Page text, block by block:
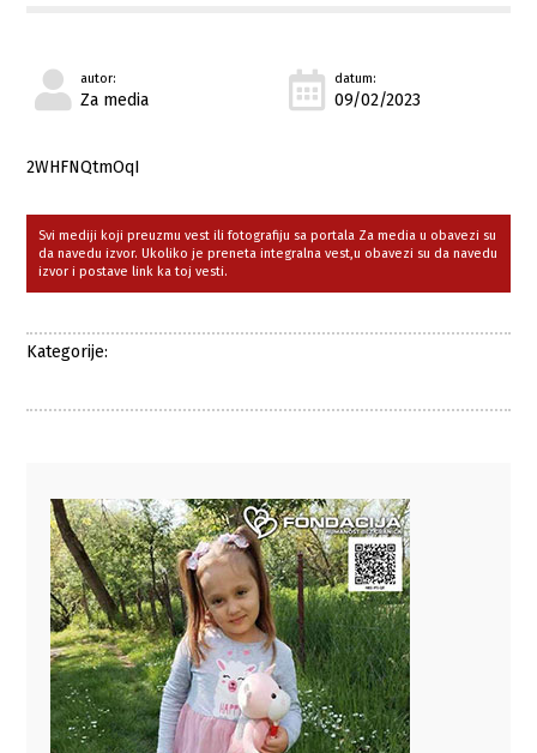
autor:
Za media
datum:
09/02/2023
2WHFNQtmOqI
Svi mediji koji preuzmu vest ili fotografiju sa portala Za media u obavezi su
da navedu izvor. Ukoliko je preneta integralna vest,u obavezi su da navedu
izvor i postave link ka toj vesti.
Kategorije: